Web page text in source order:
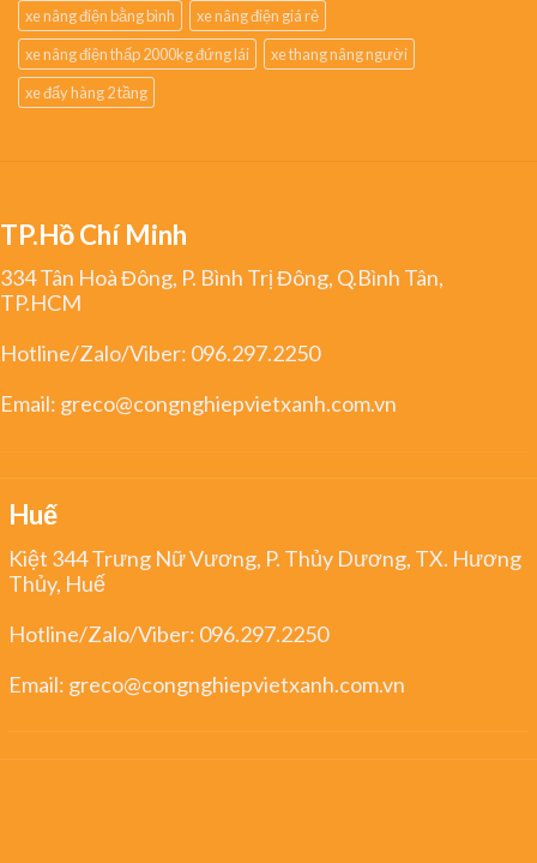
xe nâng điện bằng bình
xe nâng điện giá rẻ
xe nâng điện thấp 2000kg đứng lái
xe thang nâng người
xe đẩy hàng 2 tầng
TP.Hồ Chí Minh
334 Tân Hoà Đông, P. Bình Trị Đông, Q.Bình Tân,
TP.HCM
Hotline/Zalo/Viber: 096.297.2250
Email: greco@congnghiepvietxanh.com.vn
Huế
Kiệt 344 Trưng Nữ Vương, P. Thủy Dương, TX. Hương
Thủy, Huế
Hotline/Zalo/Viber: 096.297.2250
Email: greco@congnghiepvietxanh.com.vn